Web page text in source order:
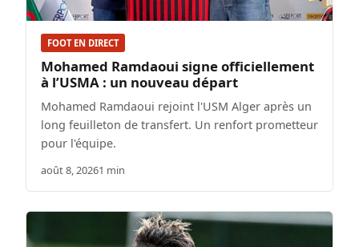
FOOT EN DIRECT
Mohamed Ramdaoui signe officiellement
à l’USMA : un nouveau départ
Mohamed Ramdaoui rejoint l'USM Alger après un
long feuilleton de transfert. Un renfort prometteur
pour l'équipe.
août 8, 20261 min